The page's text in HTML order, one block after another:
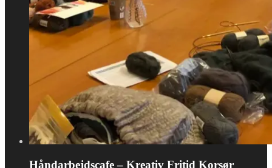
Håndarbejdscafe – Kreativ Fritid Korsør